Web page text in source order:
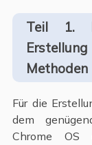
Teil 1.
Methoden
Für die
dem
Chrome OS